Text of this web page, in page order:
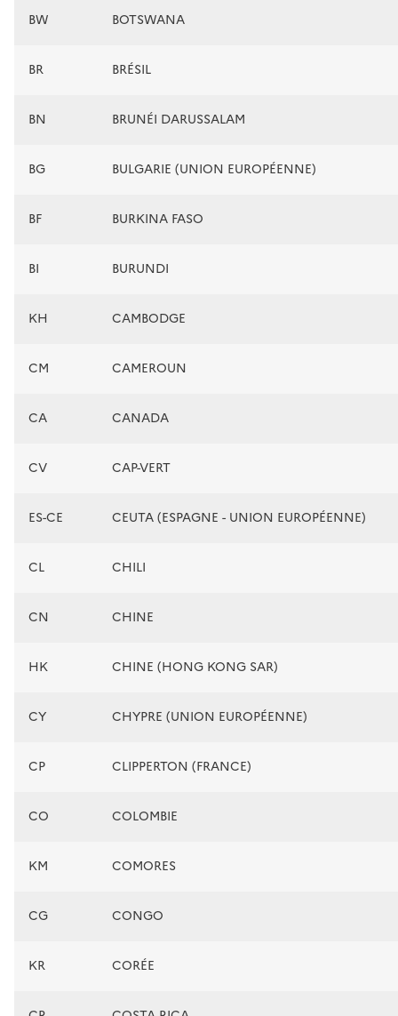
BW BOTSWANA
BR BRÉSIL
BN BRUNÉI DARUSSALAM
BG BULGARIE (UNION EUROPÉENNE)
BF BURKINA FASO
BI BURUNDI
KH CAMBODGE
CM CAMEROUN
CA CANADA
CV CAP-VERT
ES-CE CEUTA (ESPAGNE - UNION EUROPÉENNE)
CL CHILI
CN CHINE
HK CHINE (HONG KONG SAR)
CY CHYPRE (UNION EUROPÉENNE)
CP CLIPPERTON (FRANCE)
CO COLOMBIE
KM COMORES
CG CONGO
KR CORÉE